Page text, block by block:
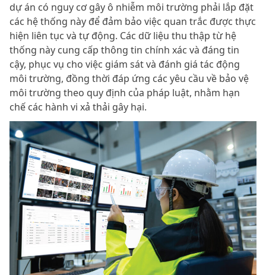
dự án có nguy cơ gây ô nhiễm môi trường phải lắp đặt
các hệ thống này để đảm bảo việc quan trắc được thực
hiện liên tục và tự động. Các dữ liệu thu thập từ hệ
thống này cung cấp thông tin chính xác và đáng tin
cậy, phục vụ cho việc giám sát và đánh giá tác động
môi trường, đồng thời đáp ứng các yêu cầu về bảo vệ
môi trường theo quy định của pháp luật, nhằm hạn
chế các hành vi xả thải gây hại.